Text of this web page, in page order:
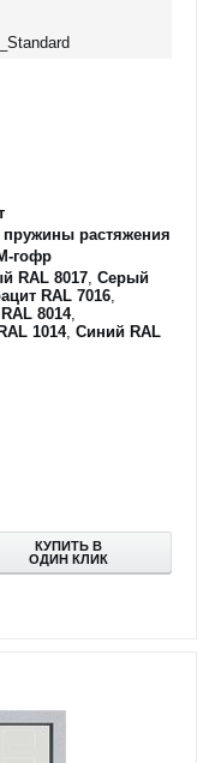
пружины растяжения
гофр
RAL 8017, Серый
RAL 7016,
8014,
1014, Синий RAL
КУПИТЬ В
ОДИН КЛИК